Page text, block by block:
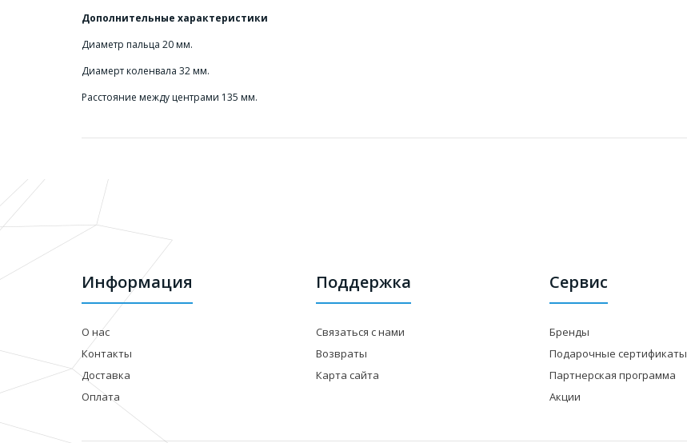
Дополнительные характеристики
Диаметр пальца 20 мм.
Диамерт коленвала 32 мм.
Расстояние между центрами 135 мм.
Информация
О нас
Контакты
Доставка
Оплата
Поддержка
Связаться с нами
Возвраты
Карта сайта
Сервис
Бренды
Подарочные сертификаты
Партнерская программа
Акции